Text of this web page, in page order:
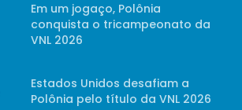
Em um jogaço, Polônia
conquista o tricampeonato da
VNL 2026
Estados Unidos desafiam a
Polônia pelo título da VNL 2026